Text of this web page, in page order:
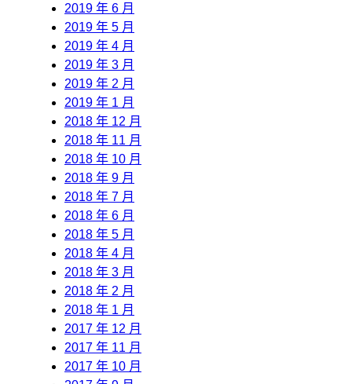
2019 年 6 月
2019 年 5 月
2019 年 4 月
2019 年 3 月
2019 年 2 月
2019 年 1 月
2018 年 12 月
2018 年 11 月
2018 年 10 月
2018 年 9 月
2018 年 7 月
2018 年 6 月
2018 年 5 月
2018 年 4 月
2018 年 3 月
2018 年 2 月
2018 年 1 月
2017 年 12 月
2017 年 11 月
2017 年 10 月